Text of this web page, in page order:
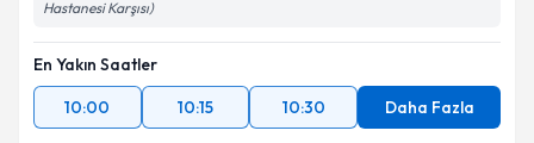
Hastanesi Karşısı)
En Yakın Saatler
10:00
10:15 10:30 Daha Fazla